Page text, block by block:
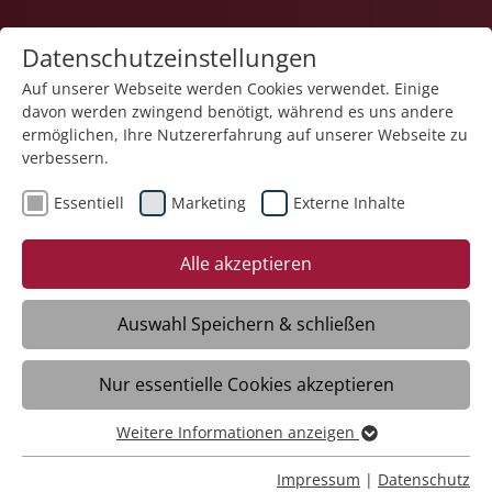
Pflege
Haus der Pflege Martinus
Weil im Schönbuch
Datenschutzeinstellungen
Auf unserer Webseite werden Cookies verwendet. Einige
davon werden zwingend benötigt, während es uns andere
ermöglichen, Ihre Nutzererfahrung auf unserer Webseite zu
verbessern.
Essentiell Marketing Externe Inhalte
Alle akzeptieren
Auswahl Speichern & schließen
Nur essentielle Cookies akzeptieren
Essentiell
Essentielle Cookies werden für grundlegende Funktionen
Weitere Informationen anzeigen
Impressum | Datenschutz